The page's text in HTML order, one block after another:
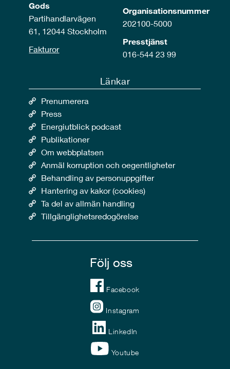
Gods
Partihandlarvägen
61, 12044 Stockholm
Fakturor
Organisationsnummer
202100-5000
Presstjänst
016-544 23 99
Länkar
Prenumerera
Press
Energiutblick podcast
Publikationer
Om webbplatsen
Anmäl korruption och oegentligheter
Behandling av personuppgifter
Hantering av kakor (cookies)
Ta del av allmän handling
Tillgänglighetsredogörelse
Följ oss
Facebook
Instagram
LinkedIn
Youtube